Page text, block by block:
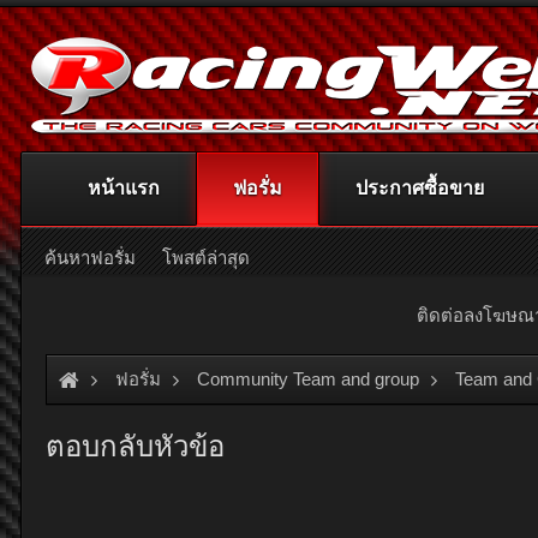
ติดต่อลงโฆษ
ฟอรั่ม Community Team and group Team and
ตอบกลับหัวข้อ
หน้าแรก ฟอรั่ม
ค้นหาฟอรั่ม โพสต์ล่าสุด
ประกาศซื้อขาย